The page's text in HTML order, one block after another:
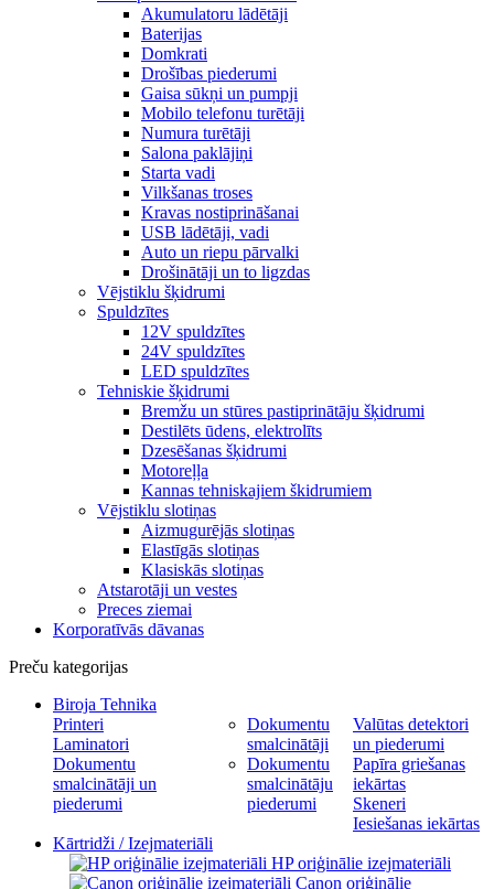
Akumulatoru lādētāji
Baterijas
Domkrati
Drošības piederumi
Gaisa sūkņi un pumpji
Mobilo telefonu turētāji
Numura turētāji
Salona paklājiņi
Starta vadi
Vilkšanas troses
Kravas nostiprināšanai
USB lādētāji, vadi
Auto un riepu pārvalki
Drošinātāji un to ligzdas
Vējstiklu šķidrumi
Spuldzītes
12V spuldzītes
24V spuldzītes
LED spuldzītes
Tehniskie šķidrumi
Bremžu un stūres pastiprinātāju šķidrumi
Destilēts ūdens, elektrolīts
Dzesēšanas šķidrumi
Motoreļļa
Kannas tehniskajiem škidrumiem
Vējstiklu slotiņas
Aizmugurējās slotiņas
Elastīgās slotiņas
Klasiskās slotiņas
Atstarotāji un vestes
Preces ziemai
Korporatīvās dāvanas
Preču kategorijas
Biroja Tehnika
Printeri
Laminatori
Dokumentu
smalcinātāji un
piederumi
Dokumentu
smalcinātāji
Dokumentu
smalcinātāju
piederumi
Valūtas detektori
un piederumi
Papīra griešanas
iekārtas
Skeneri
Iesiešanas iekārtas
Kārtridži / Izejmateriāli
HP oriģinālie izejmateriāli
Canon oriģinālie